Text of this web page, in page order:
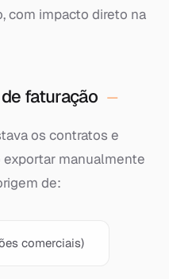
com impacto direto na
faturação
os contratos e
exportar manualmente
de:
comerciais)